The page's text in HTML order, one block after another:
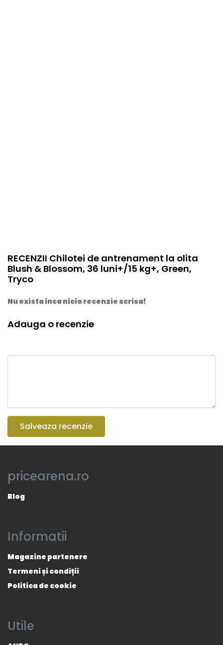
RECENZII Chilotei de antrenament la olita
Blush & Blossom, 36 luni+/15 kg+, Green,
Tryco
Nu exista inca nicio recenzie scrisa!
Adauga o recenzie
Salveaza recenzie
pricearena.ro
Blog
Informatii
Magazine partenere
Termeni și condiții
Politica de cookie
Utile